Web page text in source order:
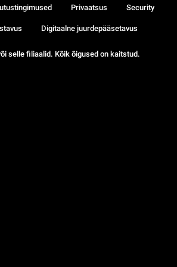
selle filiaalid. Kõik õigused on kaitstud.
Privaatsus Security
Digitaalne juurdepääsetavus